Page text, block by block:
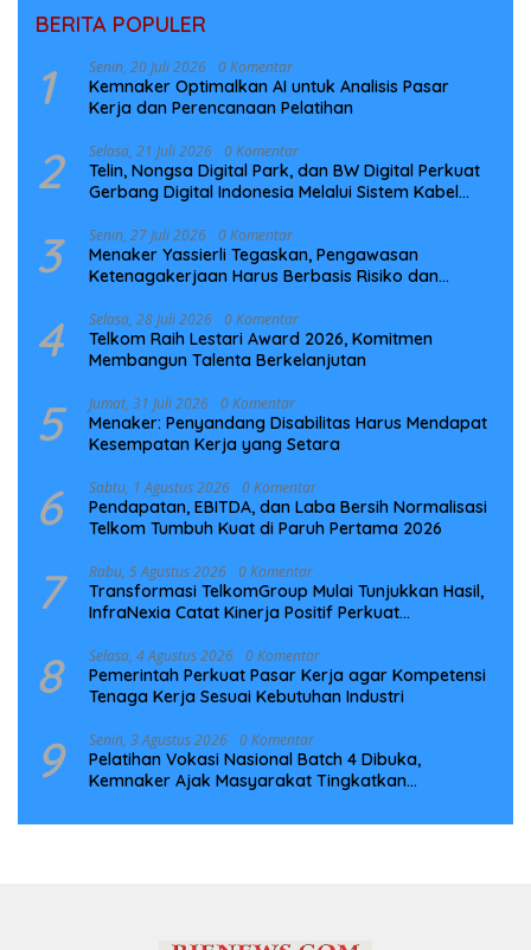
BERITA POPULER
1 Senin, 20 Juli 2026 0 Komentar
Kemnaker Optimalkan AI untuk Analisis Pasar
Kerja dan Perencanaan Pelatihan
2 Selasa, 21 Juli 2026 0 Komentar
Telin, Nongsa Digital Park, dan BW Digital Perkuat
Gerbang Digital Indonesia Melalui Sistem Kabel
3 Senin, 27 Juli 2026 0 Komentar
Menaker Yassierli Tegaskan, Pengawasan
Ketenagakerjaan Harus Berbasis Risiko dan
4 Selasa, 28 Juli 2026 0 Komentar
Telkom Raih Lestari Award 2026, Komitmen
Membangun Talenta Berkelanjutan
5 Jumat, 31 Juli 2026 0 Komentar
Menaker: Penyandang Disabilitas Harus Mendapat
Kesempatan Kerja yang Setara
6 Sabtu, 1 Agustus 2026 0 Komentar
Pendapatan, EBITDA, dan Laba Bersih Normalisasi
Telkom Tumbuh Kuat di Paruh Pertama 2026
7 Rabu, 5 Agustus 2026 0 Komentar
Transformasi TelkomGroup Mulai Tunjukkan Hasil,
InfraNexia Catat Kinerja Positif Perkuat
8 Selasa, 4 Agustus 2026 0 Komentar
Pemerintah Perkuat Pasar Kerja agar Kompetensi
Tenaga Kerja Sesuai Kebutuhan Industri
9 Senin, 3 Agustus 2026 0 Komentar
Pelatihan Vokasi Nasional Batch 4 Dibuka,
Kemnaker Ajak Masyarakat Tingkatkan